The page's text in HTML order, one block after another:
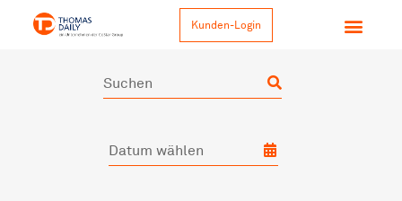
Kunden-Login